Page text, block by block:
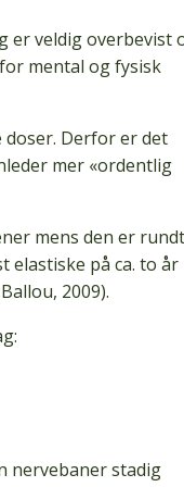
er veldig overbevist
mental og fysisk
Derfor er det
mer «ordentlig
mens den er rundt
elastiske på ca. to år
2009).
nervebaner stadig